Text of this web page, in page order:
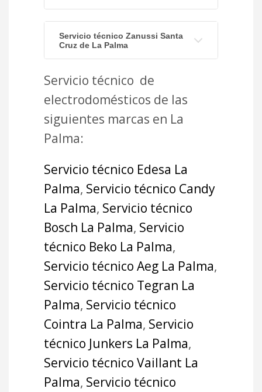
Servicio técnico Zanussi Santa
Cruz de La Palma
Servicio técnico de
electrodomésticos de las
siguientes marcas en La
Palma:
Servicio técnico Edesa La
Palma, Servicio técnico Candy
La Palma, Servicio técnico
Bosch La Palma, Servicio
técnico Beko La Palma,
Servicio técnico Aeg La Palma,
Servicio técnico Tegran La
Palma, Servicio técnico
Cointra La Palma, Servicio
técnico Junkers La Palma,
Servicio técnico Vaillant La
Palma, Servicio técnico